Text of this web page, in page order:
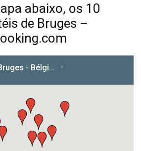
abaixo, os 10
de Bruges –